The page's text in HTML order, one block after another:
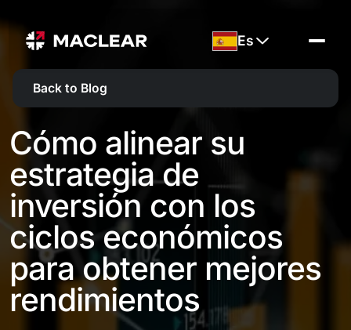
Es
Back to Blog
Cómo alinear su
estrategia de
inversión con los
ciclos económicos
para obtener mejores
rendimientos